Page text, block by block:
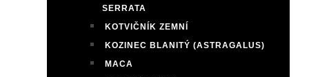
SERRATA
KOTVIČNÍK ZEMNÍ
KOZINEC BLANITÝ (ASTRAGALUS)
MACA